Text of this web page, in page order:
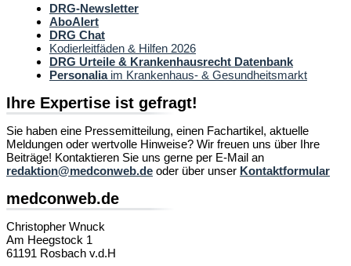
DRG-Newsletter
AboAlert
DRG Chat
Kodierleitfäden & Hilfen 2026
DRG Urteile & Krankenhausrecht Datenbank
Personaliaim Krankenhaus- & Gesundheitsmarkt
Ihre Expertise ist gefragt!
Sie haben eine Pressemitteilung, einen Fachartikel, aktuelle
Meldungen oder wertvolle Hinweise? Wir freuen uns über Ihre
Beiträge! Kontaktieren Sie uns gerne per E-Mail an
redaktion@medconweb.de oder über unser Kontaktformular
medconweb.de
Christopher Wnuck
Am Heegstock 1
61191 Rosbach v.d.H